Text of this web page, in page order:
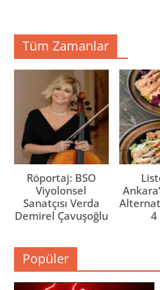
Tüm Zamanlar
Röportaj: BSO
Viyolonsel
Sanatçısı Verda
Demirel Çavuşoğlu
4
Popüler